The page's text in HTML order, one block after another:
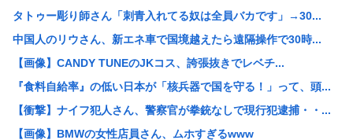
タトゥー彫り師さん「刺青入れてる奴は全員バカです」→30...
中国人のリウさん、新エネ車で国境越えたら遠隔操作で30時...
【画像】CANDY TUNEのJKコス、誇張抜きでレベチ...
『食料自給率』の低い日本が「核兵器で国を守る！」って、頭...
【衝撃】ナイフ犯人さん、警察官が拳銃なしで現行犯逮捕・・...
【画像】BMWの女性店員さん、ムホすぎるwww